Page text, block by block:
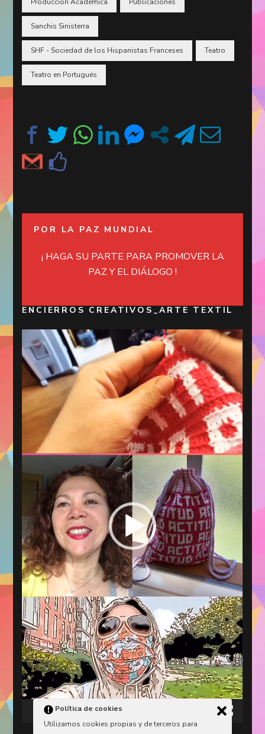
Producción Académica Publicaciones
Sanchis Sinisterra
SHF - Sociedad de los Hispanistas Franceses Teatro
Teatro en Portugués
POR LA PAZ MUNDIAL
¡ HAGA SU PARTE PARA PROMOVER LA
PAZ Y EL DIÁLOGO !
ENCIERROS CREATIVOS_ARTE TEXTIL
Reproductor
de
vídeo
00:00
Política de cookies
Utilizamos cookies propias y de terceros para